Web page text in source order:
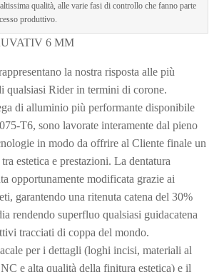
qualità, alle varie fasi di controllo che fanno parte
produttivo.
6 MM
la nostra risposta alle più
qualsiasi Rider in termini di corone.
di alluminio più performante disponibile
T6, sono lavorate interamente dal pieno
in modo da offrire al Cliente finale un
estetica e prestazioni. La dentatura
opportunamente modificata grazie ai
garantendo una ritenuta catena del 30%
rendendo superfluo qualsiasi guidacatena
tracciati di coppa del mondo.
per i dettagli (loghi incisi, materiali al
e alta qualità della finitura estetica) e il